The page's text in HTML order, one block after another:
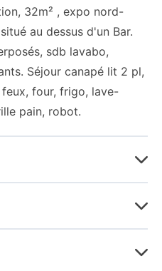
32m² , expo nord-
au dessus d'un Bar.
sdb lavabo,
Séjour canapé lit 2 pl,
four, frigo, lave-
pain, robot.